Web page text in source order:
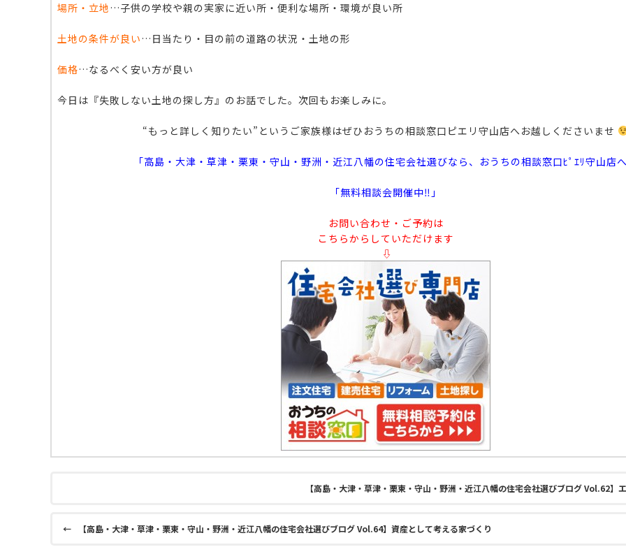
場所・立地 …子供の学校や親の実家に近い所・便利な場所・環境が良い所
土地の条件が良い …日当たり・目の前の道路の状況・土地の形
価格…なるべく安い方が良い
今日は『失敗しない土地の探し方』のお話でした。次回もお楽しみに。
“もっと詳しく知りたい”というご家族様はぜひおうちの相談窓口ピエリ守山店へお越しくださいませ
「高島・大津・草津・栗東・守山・野洲・近江八幡の住宅会社選びなら、おうちの相談窓口ﾋﾟｴﾘ守山店
「無料相談会開催中‼」
お問い合わせ・ご予約は
こちらからしていただけます
⇩
【高島・大津・草津・栗東・守山・野洲・近江八幡の住宅会社選びブログ Vol.62】
← 【高島・大津・草津・栗東・守山・野洲・近江八幡の住宅会社選びブログ Vol.64】資産として考える家づくり